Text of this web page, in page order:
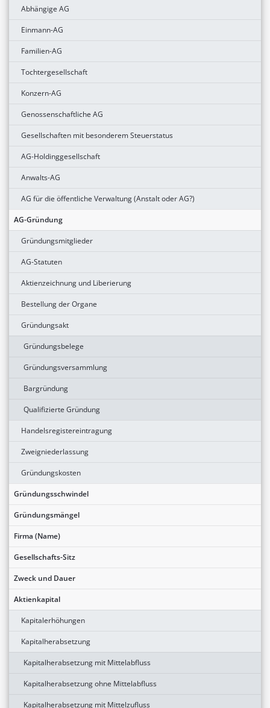
Abhängige AG
Einmann-AG
Familien-AG
Tochtergesellschaft
Konzern-AG
Genossenschaftliche AG
Gesellschaften mit besonderem Steuerstatus
AG-Holdinggesellschaft
Anwalts-AG
AG für die öffentliche Verwaltung (Anstalt oder AG?)
AG-Gründung
Gründungsmitglieder
AG-Statuten
Aktienzeichnung und Liberierung
Bestellung der Organe
Gründungsakt
Gründungsbelege
Gründungsversammlung
Bargründung
Qualifizierte Gründung
Handelsregistereintragung
Zweigniederlassung
Gründungskosten
Gründungsschwindel
Gründungsmängel
Firma (Name)
Gesellschafts-Sitz
Zweck und Dauer
Aktienkapital
Kapitalerhöhungen
Kapitalherabsetzung
Kapitalherabsetzung mit Mittelabfluss
Kapitalherabsetzung ohne Mittelabfluss
Kapitalherabsetzung mit Mittelzufluss